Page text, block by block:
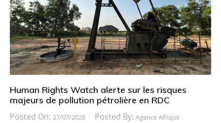
Human Rights Watch alerte sur les risques
majeurs de pollution pétrolière en RDC
Posted On: 27/07/2026 Posted By: Agence Afrique